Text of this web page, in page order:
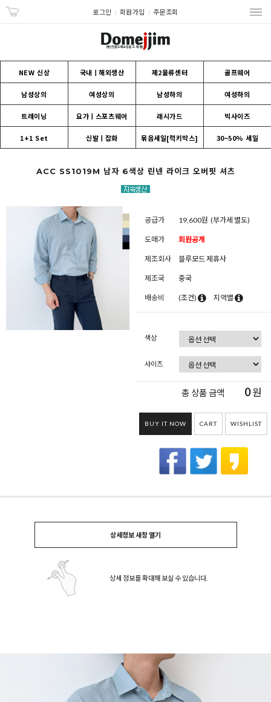
로그인 회원가입 주문조회
NEW 신상 국내ㅣ해외생산 제2물류센터 골프웨어
남성상의 여성상의 남성하의 여성하의
트레이닝 요가ㅣ스포츠웨어 래시가드 빅사이즈
1+1 Set 신발ㅣ잡화 묶음세일[럭키박스] 30~50% 세일
ACC SS1019M 남자 6색상 린넨 라이크 오버핏 셔츠
공급가 19,600원 (부가세 별도)
도매가 회원공개
제조회사 블루모드 제휴사
제조국 중국
배송비 (조건) 지역별
색상
사이즈
총 상품 금액 0원
BUY IT NOW CART WISHLIST
상세정보 새창 열기
상세 정보를 확대해 보실 수 있습니다.